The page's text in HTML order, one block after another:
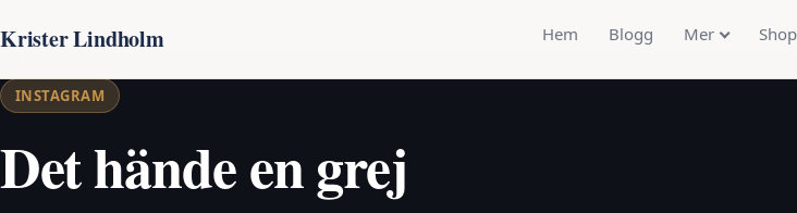
Krister Lindholm Hem Blogg Mer Shop
INSTAGRAM
Det hände en grej